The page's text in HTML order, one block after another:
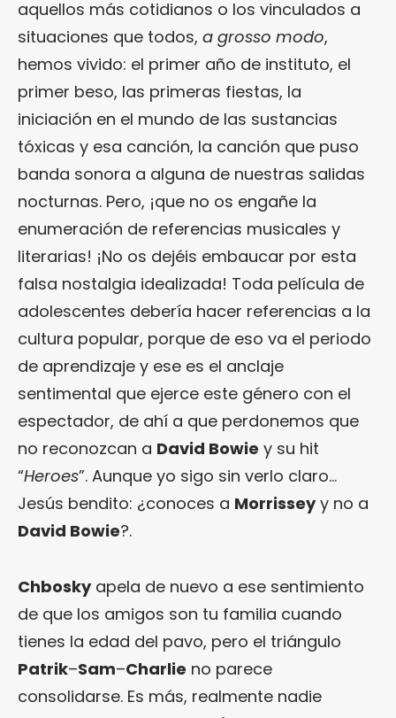
aquellos más cotidianos o los vinculados a
situaciones que todos, a grosso modo,
hemos vivido: el primer año de instituto, el
primer beso, las primeras fiestas, la
iniciación en el mundo de las sustancias
tóxicas y esa canción, la canción que puso
banda sonora a alguna de nuestras salidas
nocturnas. Pero, ¡que no os engañe la
enumeración de referencias musicales y
literarias! ¡No os dejéis embaucar por esta
falsa nostalgia idealizada! Toda película de
adolescentes debería hacer referencias a la
cultura popular, porque de eso va el periodo
de aprendizaje y ese es el anclaje
sentimental que ejerce este género con el
espectador, de ahí a que perdonemos que
no reconozcan a David Bowie y su hit
“Heroes”. Aunque yo sigo sin verlo claro…
Jesús bendito: ¿conoces a Morrisseyy no a
David Bowie?.
Chboskyapela de nuevo a ese sentimiento
de que los amigos son tu familia cuando
tienes la edad del pavo, pero el triángulo
Patrik–Sam–Charlie no parece
consolidarse. Es más, realmente nadie